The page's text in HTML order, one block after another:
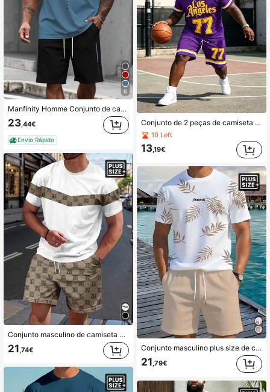
6
Manfinity Homme Conjunto de camiseta e shorts com bolso e estampa de letras masculinas plus size
23,44€
Envio Rápido
Conjunto masculino de camiseta de manga curta com gola redonda e estampa de letras e números, e shorts com cordão na cintura, tamanhos grandes, ideal para o verão.
21,74€
Conjunto de 2 peças de camiseta de manga curta e shorts com cordão Los Angeles 77 masculino plus size, roupa casual de verão, tecido respirável e macio, lavável à máquina
10 Left
13,19€
Conjunto masculino plus size de camiseta e shorts com estampa de folha de palmeira havaiana. Conjunto de duas peças com estampa tropical havaiana, composto por camiseta e shorts com cordão. Ideal para praia. Conjunto casual de duas peças com estampa de palmeira. Conjunto masculino de camiseta e shorts havaianos para férias. Roupa esportiva casual.
21,79€